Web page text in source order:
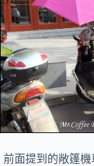
前面提到的敞篷